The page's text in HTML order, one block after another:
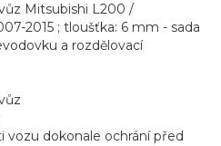
Mitsubishi L200 /
2015 ; tloušťka: 6 mm - sada
a rozdělovací
vozu dokonale ochrání před